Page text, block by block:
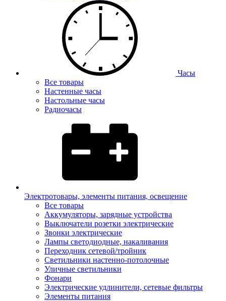
Часы
Все товары
Настенные часы
Настольные часы
Радиочасы
Электротовары, элементы питания, освещение
Все товары
Аккумуляторы, зарядные устройства
Выключатели розетки электрические
Звонки электрические
Лампы светодиодные, накаливания
Переходник сетевой/тройник
Светильники настенно-потолочные
Уличные светильники
Фонари
Электрические удлинители, сетевые фильтры
Элементы питания